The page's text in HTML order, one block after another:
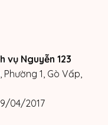
vụ Nguyễn 123
1, Gò Vấp,
04/2017